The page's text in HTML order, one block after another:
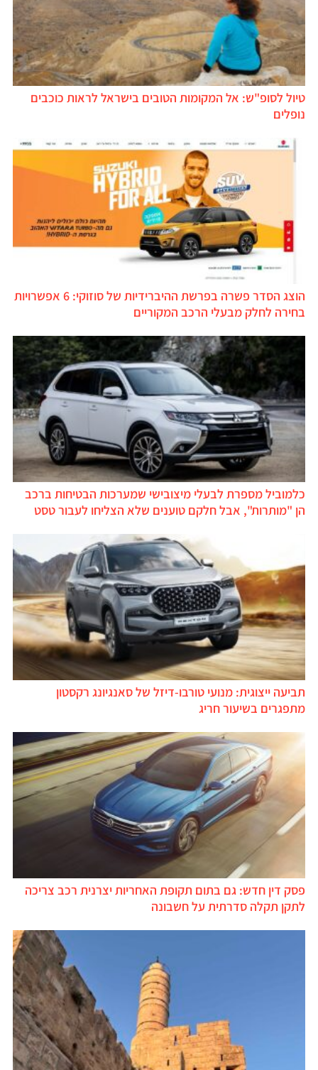
טיול לסופ"ש: אל המקומות הטובים בישראל לראות כוכבים
נופלים
הוצג הסדר פשרה בפרשת ההיברידיות של סוזוקי: 6 אפשרויות
בחירה לחלק מבעלי הרכב המקוריים
כלמוביל מספרת לבעלי מיצובישי שמערכות הבטיחות ברכב
הן "מותרות", אבל חלקם טוענים שלא הצליחו לעבור טסט
תביעה ייצוגית: מנועי טורבו-דיזל של סאנגיונג רקסטון
מתפגרים בשיעור חריג
פסק דין חדש: גם בתום תקופת האחריות יצרנית רכב צריכה
לתקן תקלה סדרתית על חשבונה